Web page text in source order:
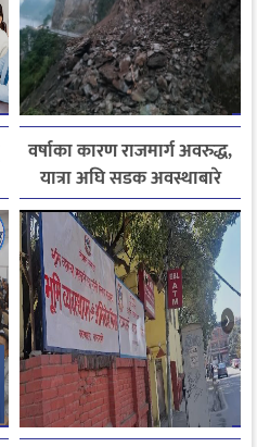
वर्षाका कारण राजमार्ग अवरुद्ध,
यात्रा अघि सडक अवस्थाबारे
जानकारी लिन आग्रह